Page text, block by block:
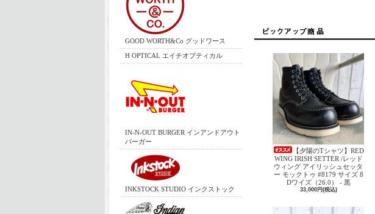
GOOD WORTH&Co グッドワース
H OPTICAL エイチオプティカル
IN-N-OUT BURGER インアンドアウト
バーガー
INKSTOCK STUDIO インクストック
【夕陽のTシャツ】RED
WING IRISH SETTER /レッド
ウィング アイリッシュセッタ
ー モックトゥ #8179 サイズ 8
Dワイズ（26.0） - 黒
33,000円(税込)